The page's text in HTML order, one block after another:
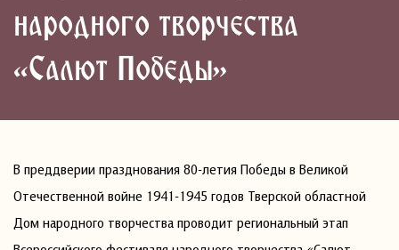
народного творчества
«Салют Победы»
В преддверии празднования 80-летия Победы в Великой
Отечественной войне 1941-1945 годов Тверской областной
Дом народного творчества проводит региональный этап